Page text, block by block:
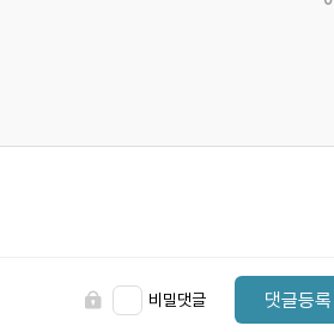
비밀댓글 댓글등록